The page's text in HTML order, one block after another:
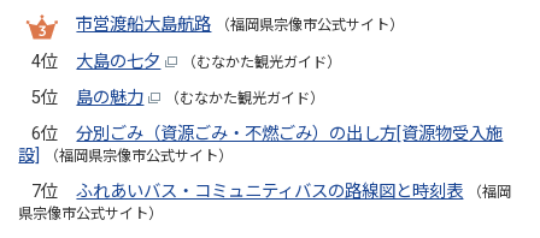
市営渡船大島航路 （福岡県宗像市公式サイト）
4位 大島の七夕 （むなかた観光ガイド）
5位 島の魅力 （むなかた観光ガイド）
6位
分別ごみ（資源ごみ・不燃ごみ）の出し方[資源物受入施
設]
（福岡県宗像市公式サイト）
7位 ふれあいバス・コミュニティバスの路線図と時刻表
（福岡
県宗像市公式サイト）